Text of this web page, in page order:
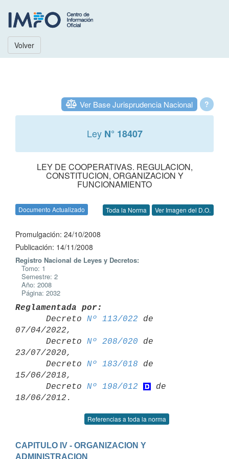
Volver
?
Ver Base Jurisprudencia Nacional
Ley N° 18407
LEY DE COOPERATIVAS. REGULACION,
CONSTITUCION, ORGANIZACION Y
FUNCIONAMIENTO
Documento Actualizado Toda la Norma Ver Imagen del D.O.
Promulgación: 24/10/2008
Publicación: 14/11/2008
Registro Nacional de Leyes y Decretos:
Tomo: 1
Semestre: 2
Año: 2008
Página: 2032
Reglamentada por:
Decreto Nº 113/022 de
07/04/2022,
      Decreto
Nº 208/020 de
23/07/2020,
      Decreto
Nº 183/018 de
15/06/2018,
      Decreto
Nº 198/012
de
Referencias a toda la norma
CAPITULO IV - ORGANIZACION Y
ADMINISTRACION